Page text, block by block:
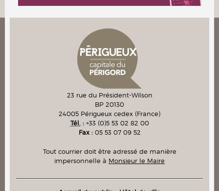
23 rue du Président-Wilson
BP 20130
24005 Périgueux cedex (France)
Tél. : +33 (0)5 53 02 82 00
Fax : 05 53 07 09 52
Tout courrier doit être adressé de manière
impersonnelle à Monsieur le Maire